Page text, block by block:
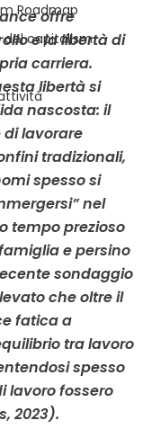
Roadmap
del capitalism
offre
e la libertà di
carriera.
libertà si
nascosta: il
lavorare
tradizionali,
spesso si
nel
tempo prezioso
e persino
sondaggio
che oltre il
fatica a
tra lavoro
spesso
lavoro fossero
2023).